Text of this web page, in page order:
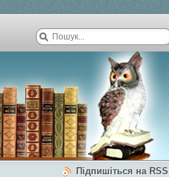
Підпишіться на RSS